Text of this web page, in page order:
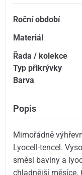
Roční období
Materiál
Řada / kolekce
Typ přikrývky
Barva
Popis
Mimořádně
Lyocell-tencel.
směsi bavlny a
chladnější